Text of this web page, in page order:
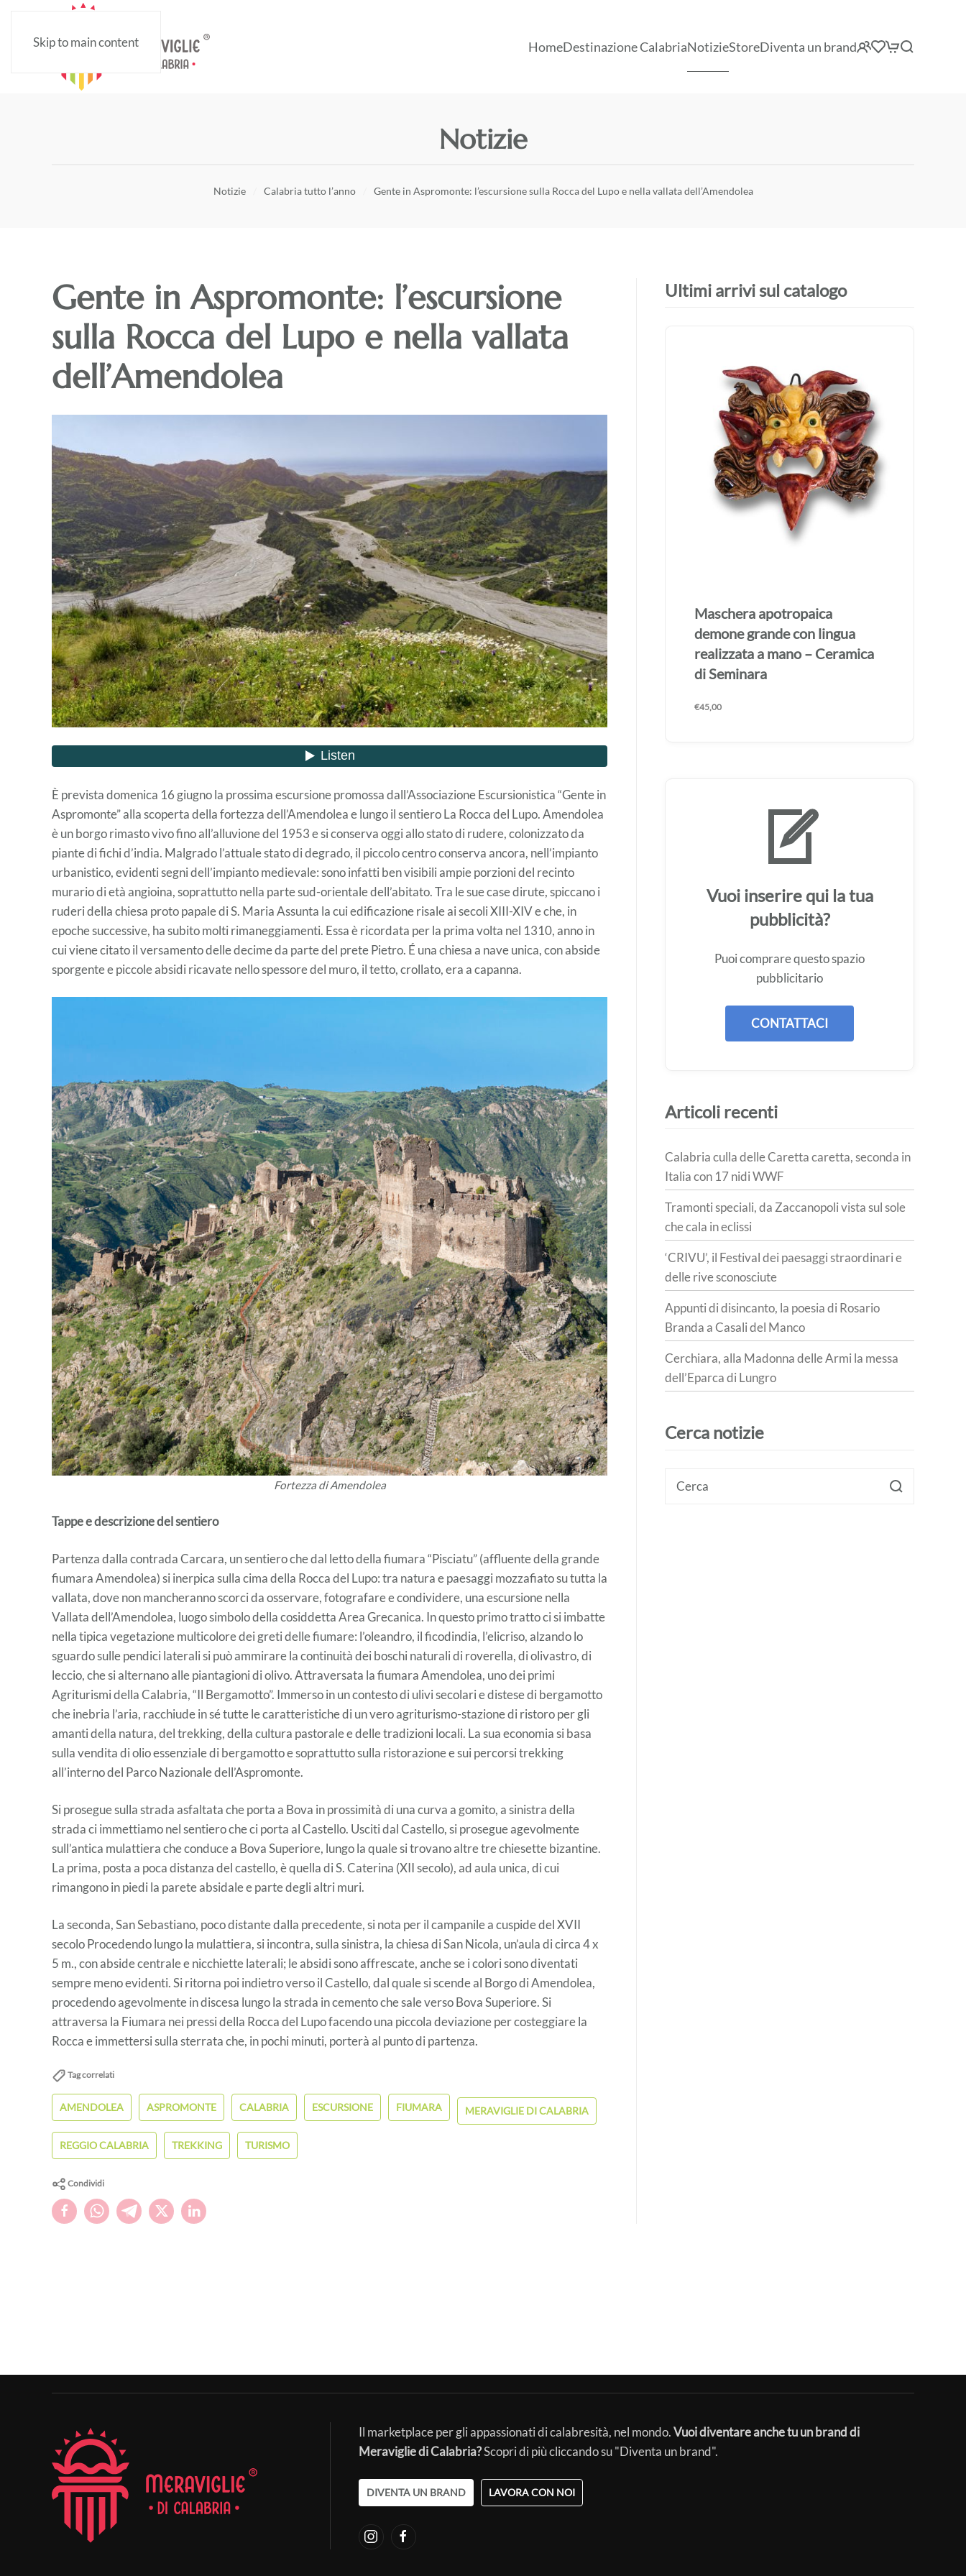
Skip to main content HomeDestinazione CalabriaNotizieStoreDiventa un brand
Notizie
Notizie Calabria tutto l’anno Gente in Aspromonte: l’escursione sulla Rocca del Lupo e nella vallata dell’Amendolea
Gente in Aspromonte: l’escursione
sulla Rocca del Lupo e nella vallata
dell’Amendolea
È prevista domenica 16 giugno la prossima escursione promossa dall’Associazione Escursionistica “Gente in
Aspromonte” alla scoperta della fortezza dell’Amendolea e lungo il sentiero La Rocca del Lupo. Amendolea
è un borgo rimasto vivo fino all’alluvione del 1953 e si conserva oggi allo stato di rudere, colonizzato da
piante di fichi d’india. Malgrado l’attuale stato di degrado, il piccolo centro conserva ancora, nell’impianto
urbanistico, evidenti segni dell’impianto medievale: sono infatti ben visibili ampie porzioni del recinto
murario di età angioina, soprattutto nella parte sud-orientale dell’abitato. Tra le sue case dirute, spiccano i
ruderi della chiesa proto papale di S. Maria Assunta la cui edificazione risale ai secoli XIII-XIV e che, in
epoche successive, ha subito molti rimaneggiamenti. Essa è ricordata per la prima volta nel 1310, anno in
cui viene citato il versamento delle decime da parte del prete Pietro. É una chiesa a nave unica, con abside
sporgente e piccole absidi ricavate nello spessore del muro, il tetto, crollato, era a capanna.
Fortezza di Amendolea
Tappe e descrizione del sentiero
Partenza dalla contrada Carcara, un sentiero che dal letto della fiumara “Pisciatu” (affluente della grande
fiumara Amendolea) si inerpica sulla cima della Rocca del Lupo: tra natura e paesaggi mozzafiato su tutta la
vallata, dove non mancheranno scorci da osservare, fotografare e condividere, una escursione nella
Vallata dell’Amendolea, luogo simbolo della cosiddetta Area Grecanica. In questo primo tratto ci si imbatte
nella tipica vegetazione multicolore dei greti delle fiumare: l’oleandro, il ficodindia, l’elicriso, alzando lo
sguardo sulle pendici laterali si può ammirare la continuità dei boschi naturali di roverella, di olivastro, di
leccio, che si alternano alle piantagioni di olivo. Attraversata la fiumara Amendolea, uno dei primi
Agriturismi della Calabria, “Il Bergamotto”. Immerso in un contesto di ulivi secolari e distese di bergamotto
che inebria l’aria, racchiude in sé tutte le caratteristiche di un vero agriturismo-stazione di ristoro per gli
amanti della natura, del trekking, della cultura pastorale e delle tradizioni locali. La sua economia si basa
sulla vendita di olio essenziale di bergamotto e soprattutto sulla ristorazione e sui percorsi trekking
all’interno del Parco Nazionale dell’Aspromonte.
Si prosegue sulla strada asfaltata che porta a Bova in prossimità di una curva a gomito, a sinistra della
strada ci immettiamo nel sentiero che ci porta al Castello. Usciti dal Castello, si prosegue agevolmente
sull’antica mulattiera che conduce a Bova Superiore, lungo la quale si trovano altre tre chiesette bizantine.
La prima, posta a poca distanza del castello, è quella di S. Caterina (XII secolo), ad aula unica, di cui
rimangono in piedi la parete absidale e parte degli altri muri.
La seconda, San Sebastiano, poco distante dalla precedente, si nota per il campanile a cuspide del XVII
secolo Procedendo lungo la mulattiera, si incontra, sulla sinistra, la chiesa di San Nicola, un’aula di circa 4 x
5 m., con abside centrale e nicchiette laterali; le absidi sono affrescate, anche se i colori sono diventati
sempre meno evidenti. Si ritorna poi indietro verso il Castello, dal quale si scende al Borgo di Amendolea,
procedendo agevolmente in discesa lungo la strada in cemento che sale verso Bova Superiore. Si
attraversa la Fiumara nei pressi della Rocca del Lupo facendo una piccola deviazione per costeggiare la
Rocca e immettersi sulla sterrata che, in pochi minuti, porterà al punto di partenza.
Tag correlati
AMENDOLEA ASPROMONTE CALABRIA ESCURSIONE FIUMARA MERAVIGLIE DI CALABRIA
REGGIO CALABRIA TREKKING TURISMO
Condividi
Ultimi arrivi sul catalogo
Maschera apotropaica
demone grande con lingua
realizzata a mano – Ceramica
di Seminara
€45,00
Vuoi inserire qui la tua
pubblicità?
Puoi comprare questo spazio
pubblicitario
CONTATTACI
Articoli recenti
Calabria culla delle Caretta caretta, seconda in
Italia con 17 nidi WWF
Tramonti speciali, da Zaccanopoli vista sul sole
che cala in eclissi
‘CRIVU’, il Festival dei paesaggi straordinari e
delle rive sconosciute
Appunti di disincanto, la poesia di Rosario
Branda a Casali del Manco
Cerchiara, alla Madonna delle Armi la messa
dell’Eparca di Lungro
Cerca notizie
Il marketplace per gli appassionati di calabresità, nel mondo.Vuoi diventare anche tu un brand di
Meraviglie di Calabria?Scopri di più cliccando su "Diventa un brand".
DIVENTA UN BRAND LAVORA CON NOI